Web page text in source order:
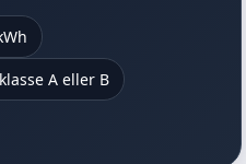
A eller B